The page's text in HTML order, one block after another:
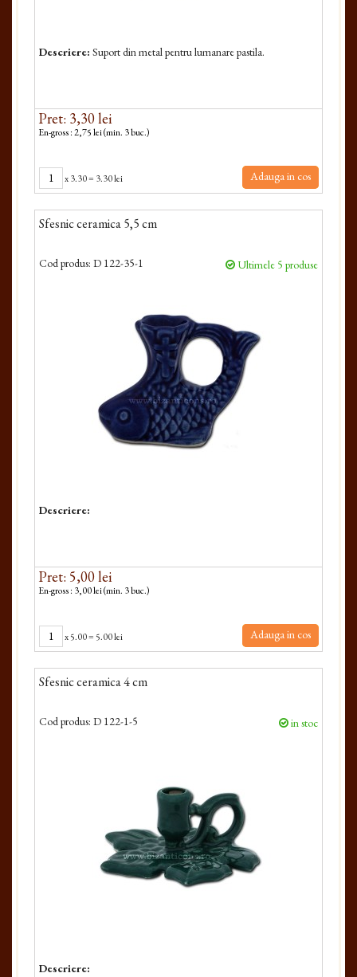
Descriere: Suport din metal pentru lumanare pastila.
Pret: 3,30 lei
En-gross : 2,75 lei (min. 3 buc.)
x3.30= 3.30 lei Adauga in cos
Sfesnic ceramica 5,5 cm
Cod produs: D 122-35-1 Ultimele 5 produse
Descriere:
Pret: 5,00 lei
En-gross : 3,00 lei (min. 3 buc.)
x5.00= 5.00 lei Adauga in cos
Sfesnic ceramica 4 cm
Cod produs: D 122-1-5 in stoc
Descriere: